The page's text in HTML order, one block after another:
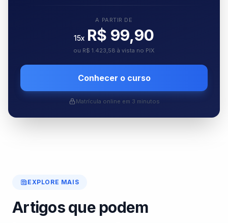
A PARTIR DE
15x R$ 99,90
ou R$ 1.423,58 à vista no PIX
Conhecer o curso
Matrícula online em 3 minutos
EXPLORE MAIS
Artigos que podem